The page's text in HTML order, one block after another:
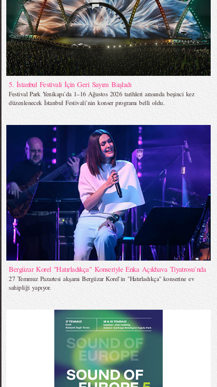
5. İstanbul Festivali İçin Geri Sayım Başladı
Festival Park Yenikapı`da 1–16 Ağustos 2026 tarihleri arasında beşinci kez
düzenlenecek İstanbul Festivali`nin konser programı belli oldu.
Bergüzar Korel "Hatırladıkça" Konseriyle Enka Açıkhava Tiyatrosu`nda
27 Temmuz Pazartesi akşamı Bergüzar Korel`in "Hatırladıkça" konserine ev
sahipliği yapıyor.